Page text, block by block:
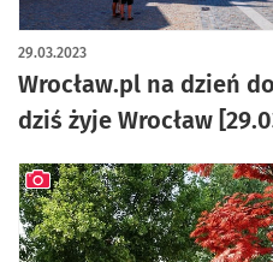
Wrocław.pl na dzień
dziś żyje Wrocław
29.03.2023